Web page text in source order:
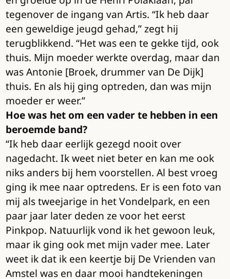
tegenover de ingang van Artis. “Ik heb daar
een geweldige jeugd gehad,” zegt hij
terugblikkend. “Het was een te gekke tijd, ook
thuis. Mijn moeder werkte overdag, maar dan
was Antonie [Broek, drummer van De Dijk]
thuis. En als hij ging optreden, dan was mijn
moeder er weer.”
Hoe was het om een vader te hebben in een
beroemde band?
“Ik heb daar eerlijk gezegd nooit over
nagedacht. Ik weet niet beter en kan me ook
niks anders bij hem voorstellen. Al best vroeg
ging ik mee naar optredens. Er is een foto van
mij als tweejarige in het Vondelpark, en een
paar jaar later deden ze voor het eerst
Pinkpop. Natuurlijk vond ik het gewoon leuk,
maar ik ging ook met mijn vader mee. Later
weet ik dat ik een keertje bij De Vrienden van
Amstel was en daar mooi handtekeningen